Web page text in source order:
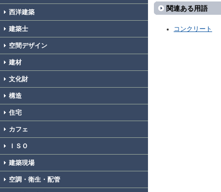
西洋建築
建築士
空間デザイン
建材
文化財
構造
住宅
カフェ
ＩＳＯ
建築現場
空調・衛生・配管
関連ある用語
コンクリート